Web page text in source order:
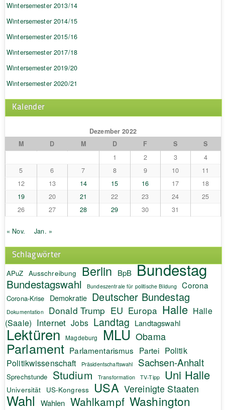
Wintersemester 2013/14
Wintersemester 2014/15
Wintersemester 2015/16
Wintersemester 2017/18
Wintersemester 2019/20
Wintersemester 2020/21
Kalender
Dezember 2022
M
D M D F S
S
1
2 3
4
5
6 7 8 9 10
11
12
13 14 15 16 17
18
19
20 21 22 23 24
25
26
27 28 29 30 31
« Nov. Jan. »
Schlagwörter
APuZ Ausschreibung Berlin BpB Bundestag
Bundestagswahl Bundeszentrale für politische Bildung Corona
Corona-Krise Demokratie Deutscher Bundestag
Dokumentation Donald Trump EU Europa Halle Halle
(Saale) Internet Jobs Landtag Landtagswahl
Lektüren Magdeburg MLU Obama
Parlament Parlamentarismus Partei Politik
Politikwissenschaft Präsidentschaftswahl Sachsen-Anhalt
Sprechstunde Studium Transformation TV-Tipp Uni Halle
Universität US-Kongress USA Vereinigte Staaten
Wahl Wahlen Wahlkampf Washington